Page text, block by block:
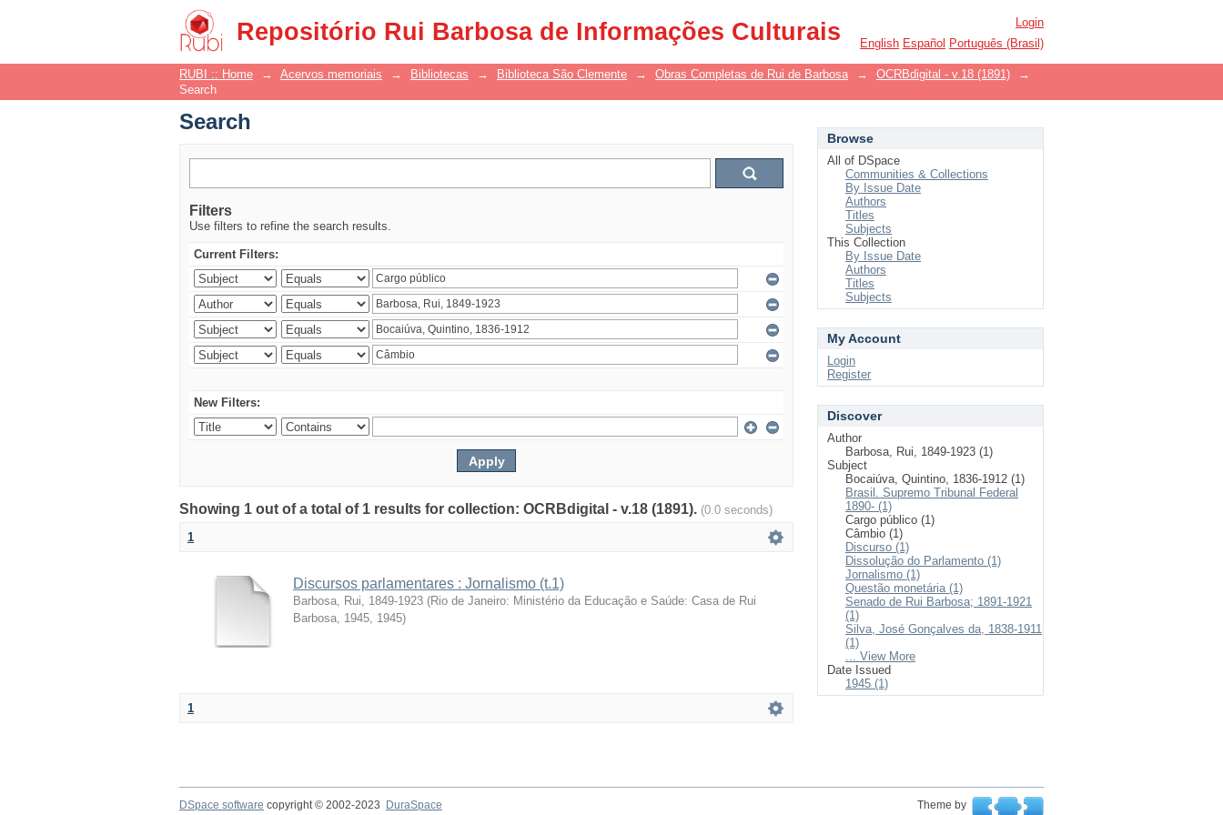
Repositório Rui Barbosa de Informações Culturais
Search
Login
English Español Português (Brasil)
RUBI :: Home → Acervos memoriais → Bibliotecas → Biblioteca São Clemente → Obras Completas de Rui de Barbosa → OCRBdigital - v.18 (1891)
→
Search
Search
Filters
Use filters to refine the search results.
Current Filters:
New Filters:
Showing 1 out of a total of 1 results for collection: OCRBdigital - v.18 (1891). (0.0 seconds)
1
Discursos parlamentares : Jornalismo (t.1)
Barbosa, Rui, 1849-1923 (Rio de Janeiro: Ministério da Educação e Saúde: Casa de Rui
Barbosa, 1945, 1945)
1
Browse
All of DSpace
Communities & Collections
By Issue Date
Authors
Titles
Subjects
This Collection
By Issue Date
Authors
Titles
Subjects
My Account
Login
Register
Discover
Author
Barbosa, Rui, 1849-1923 (1)
Subject
Bocaiúva, Quintino, 1836-1912 (1)
Brasil. Supremo Tribunal Federal
1890- (1)
Cargo público (1)
Câmbio (1)
Discurso (1)
Dissolução do Parlamento (1)
Jornalismo (1)
Questão monetária (1)
Senado de Rui Barbosa; 1891-1921
(1)
Silva, José Gonçalves da, 1838-1911
(1)
... View More
Date Issued
1945 (1)
DSpace software copyright © 2002-2023 DuraSpace Theme by